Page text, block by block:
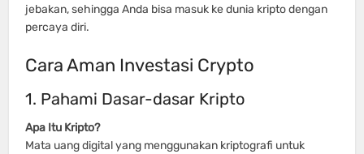
jebakan, sehingga Anda bisa masuk ke dunia kripto dengan
percaya diri.
Cara Aman Investasi Crypto
1. Pahami Dasar-dasar Kripto
Apa Itu Kripto?
Mata uang digital yang menggunakan kriptografi untuk